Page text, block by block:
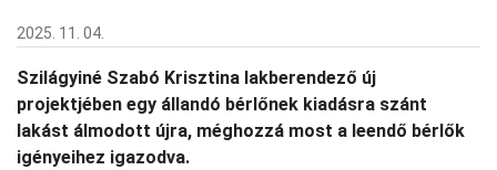
2025. 11. 04.
Szilágyiné Szabó Krisztina lakberendező új
projektjében egy állandó bérlőnek kiadásra szánt
lakást álmodott újra, méghozzá most a leendő bérlők
igényeihez igazodva.